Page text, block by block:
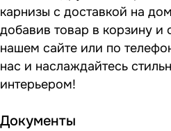
карнизы с доставкой на
добавив товар в корзину и
нашем сайте или по
нас и наслаждайтесь
интерьером!
Документы